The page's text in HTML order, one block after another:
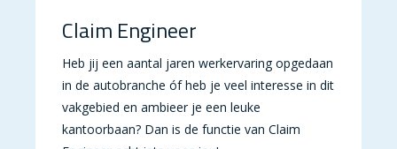
Claim Engineer
Heb jij een aantal jaren werkervaring opgedaan
in de autobranche óf heb je veel interesse in dit
vakgebied en ambieer je een leuke
kantoorbaan? Dan is de functie van Claim